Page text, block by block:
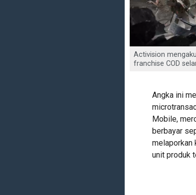
Activision
franchise COD
Angka ini
Mobile,
berbayar
melaporkan
unit produk